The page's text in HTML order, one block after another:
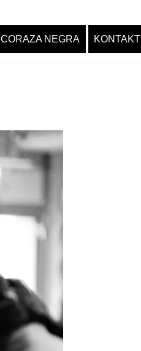
CORAZA NEGRA KONTAKT